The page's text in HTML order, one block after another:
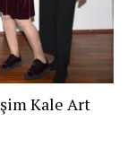
Kale Art